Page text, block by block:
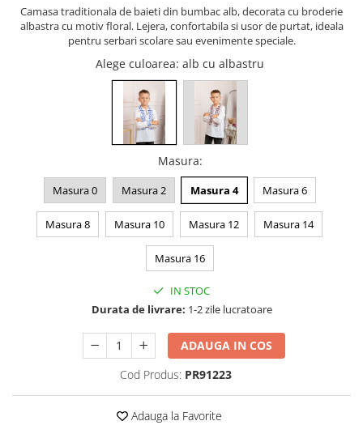
Camasa traditionala de baieti din bumbac alb, decorata cu broderie
albastra cu motiv floral. Lejera, confortabila si usor de purtat, ideala
pentru serbari scolare sau evenimente speciale.
Alege culoarea: alb cu albastru
Masura:
Masura 0 Masura 2 Masura 4 Masura 6
Masura 8 Masura 10 Masura 12 Masura 14
Masura 16
IN STOC
Durata de livrare: 1-2 zile lucratoare
ADAUGA IN COS
Cod Produs: PR91223
Adauga la Favorite